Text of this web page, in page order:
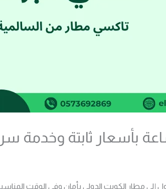
إلى مطار الكويت الدولي بأمان وفي الوقت